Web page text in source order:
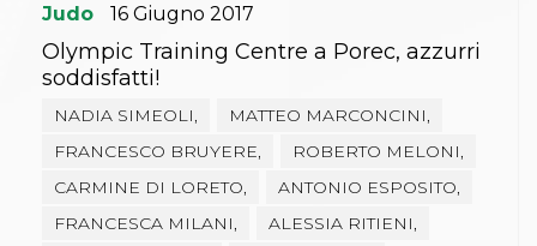
Judo 16 Giugno 2017
Olympic Training Centre a Porec, azzurri
soddisfatti!
NADIA SIMEOLI,
MATTEO MARCONCINI,
FRANCESCO BRUYERE,
ROBERTO MELONI,
CARMINE DI LORETO,
ANTONIO ESPOSITO,
FRANCESCA MILANI,
ALESSIA RITIENI,